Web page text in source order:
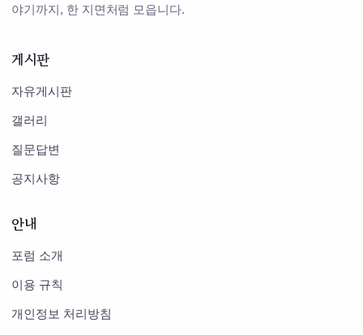
야기까지, 한 지면처럼 모읍니다.
게시판
자유게시판
갤러리
질문답변
공지사항
안내
포럼 소개
이용 규칙
개인정보 처리방침